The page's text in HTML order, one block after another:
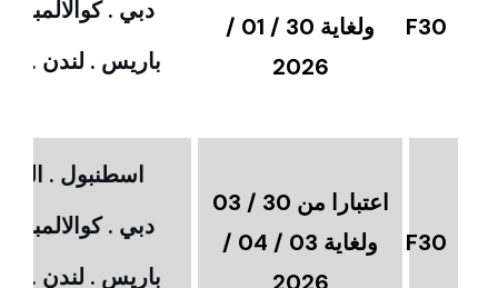
F30
ولغاية 30 / 01 /
2026
دبي .
باريس . لندن .
F30
اعتبارا من 30 / 03
ولغاية 03 / 04 /
2026
اسطنبول .
دبي .
باريس . لندن .